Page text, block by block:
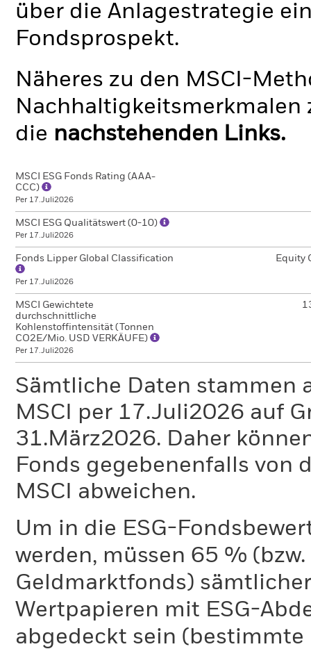
über die Anlagestrategie
Fondsprospekt.
Näheres zu den MSCI-
Nachhaltigkeitsmerkmalen
die nachstehenden Links.
MSCI ESG Fonds Rating (AAA-
CCC)
Per 17.Juli2026
MSCI ESG Qualitätswert (0-10)
Per 17.Juli2026
Fonds Lipper Global Classification
Per 17.Juli2026
Equity
MSCI Gewichtete
durchschnittliche
Kohlenstoffintensität (Tonnen
CO2E/Mio. USD VERKÄUFE)
Per 17.Juli2026
Sämtliche Daten stammen
MSCI per 17.Juli2026 auf
31.März2026. Daher
Fonds gegebenenfalls von
MSCI abweichen.
Um in die ESG-
werden, müssen 65 %
Geldmarktfonds)
Wertpapieren mit ESG-
abgedeckt sein